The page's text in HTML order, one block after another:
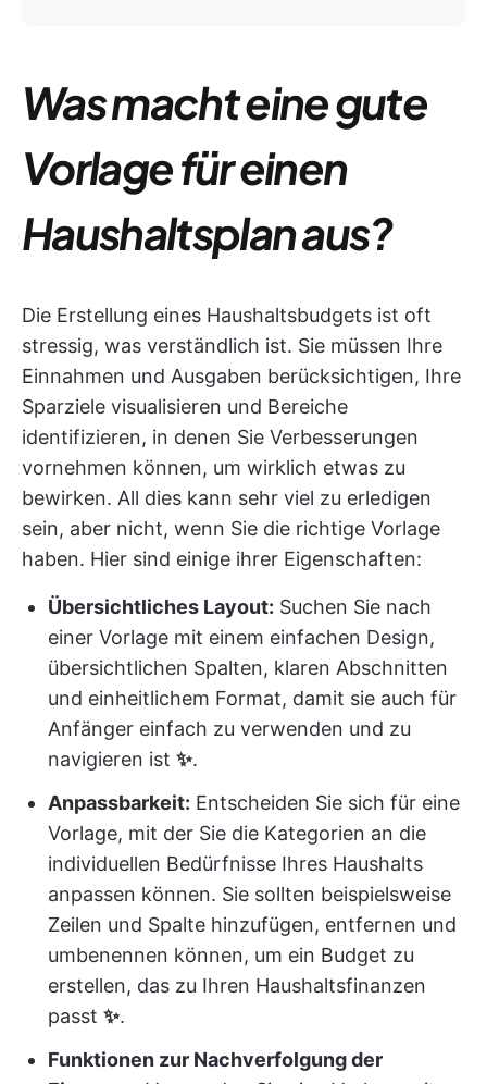
Was macht eine gute
Vorlage für einen
Haushaltsplan aus?
Die Erstellung eines Haushaltsbudgets ist oft
stressig, was verständlich ist. Sie müssen Ihre
Einnahmen und Ausgaben berücksichtigen, Ihre
Sparziele visualisieren und Bereiche
identifizieren, in denen Sie Verbesserungen
vornehmen können, um wirklich etwas zu
bewirken. All dies kann sehr viel zu erledigen
sein, aber nicht, wenn Sie die richtige Vorlage
haben. Hier sind einige ihrer Eigenschaften:
Übersichtliches Layout: Suchen Sie nach
einer Vorlage mit einem einfachen Design,
übersichtlichen Spalten, klaren Abschnitten
und einheitlichem Format, damit sie auch für
Anfänger einfach zu verwenden und zu
navigieren ist ✨.
Anpassbarkeit: Entscheiden Sie sich für eine
Vorlage, mit der Sie die Kategorien an die
individuellen Bedürfnisse Ihres Haushalts
anpassen können. Sie sollten beispielsweise
Zeilen und Spalte hinzufügen, entfernen und
umbenennen können, um ein Budget zu
erstellen, das zu Ihren Haushaltsfinanzen
passt ✨.
Funktionen zur Nachverfolgung der